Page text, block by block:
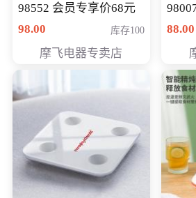
98552 会员专享价68元
98.00
库存100
摩飞电器专卖店
88.00